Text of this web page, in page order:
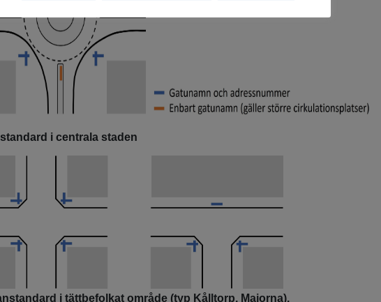
i centrala staden
i tättbefolkat område (typ Kålltorp, Majorna).